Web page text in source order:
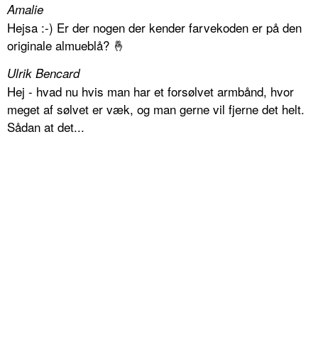
Amalie
Hejsa :-) Er der nogen der kender farvekoden er på den
originale almueblå? 🤞
Ulrik Bencard
Hej - hvad nu hvis man har et forsølvet armbånd, hvor
meget af sølvet er væk, og man gerne vil fjerne det helt.
Sådan at det...